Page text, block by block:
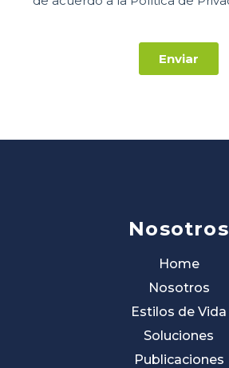
Nosotros
Home
Nosotros
Estilos de Vida
Soluciones
Publicaciones